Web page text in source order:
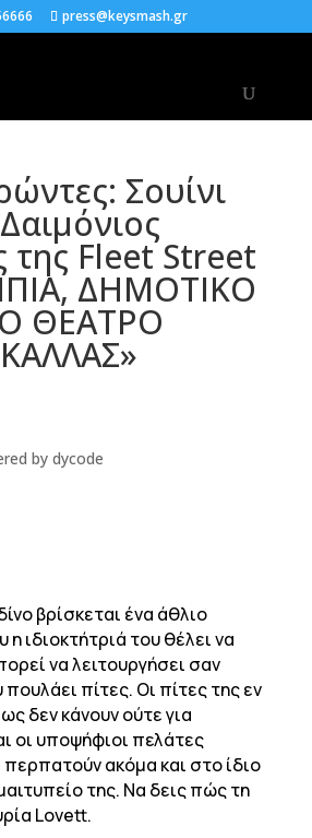
press@keysmash.gr
Σουίνι
της Fleet Street
ΔΗΜΟΤΙΚΟ
ΘΕΑΤΡΟ
βρίσκεται ένα άθλιο
ιδιοκτήτριά του θέλει να
να λειτουργήσει σαν
πίτες. Οι πίτες της εν
δεν κάνουν ούτε για
οι υποψήφιοι πελάτες
ακόμα και στο ίδιο
της. Να δεις πώς τη
Lovett.